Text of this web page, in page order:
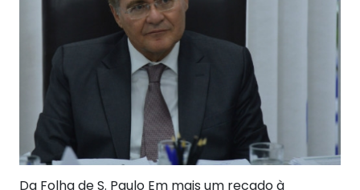
Da Folha de S. Paulo Em mais um recado à